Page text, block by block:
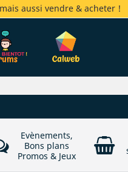
aussi vendre & acheter !
Evènements,
Bons plans
Promos & Jeux